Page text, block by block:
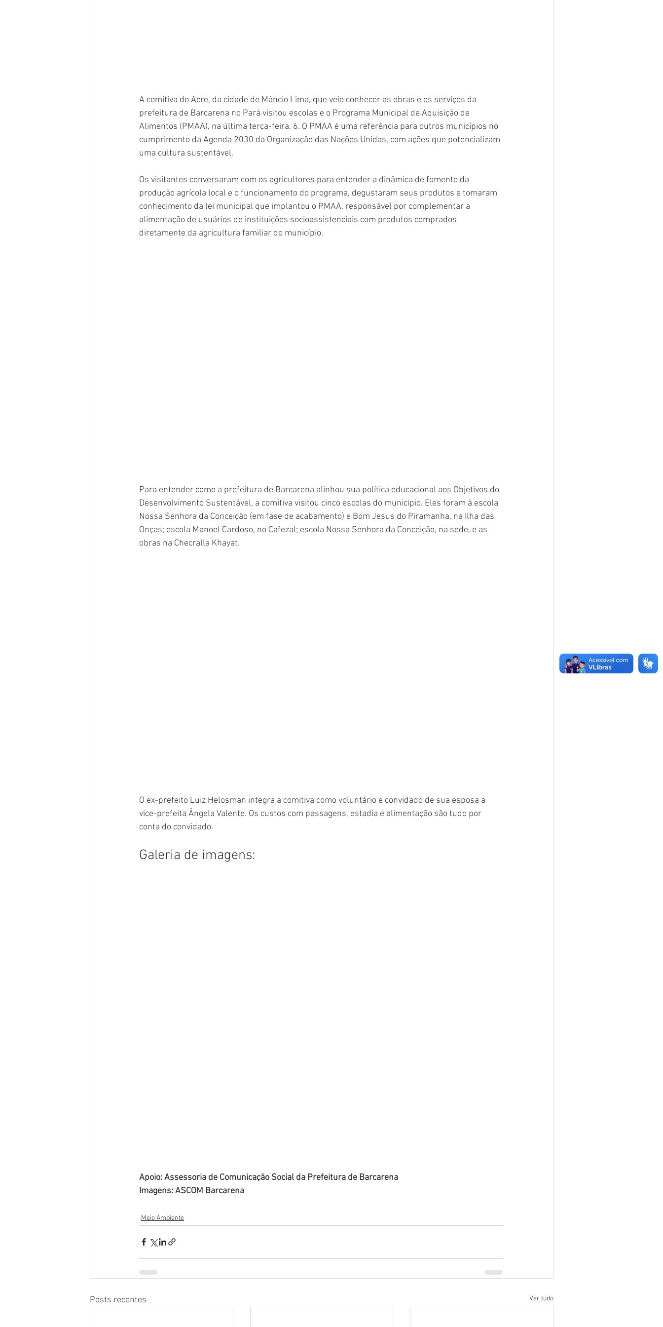
A comitiva do Acre, da cidade de Mâncio Lima, que veio conhecer as obras e os serviços da
prefeitura de Barcarena no Pará visitou escolas e o Programa Municipal de Aquisição de
Alimentos (PMAA), na última terça-feira, 6. O PMAA é uma referência para outros municípios no
cumprimento da Agenda 2030 da Organização das Nações Unidas, com ações que potencializam
uma cultura sustentável.
Os visitantes conversaram com os agricultores para entender a dinâmica de fomento da
produção agrícola local e o funcionamento do programa, degustaram seus produtos e tomaram
conhecimento da lei municipal que implantou o PMAA, responsável por complementar a
alimentação de usuários de instituições socioassistenciais com produtos comprados
diretamente da agricultura familiar do município.
Para entender como a prefeitura de Barcarena alinhou sua política educacional aos Objetivos do
Desenvolvimento Sustentável, a comitiva visitou cinco escolas do município. Eles foram à escola
Nossa Senhora da Conceição (em fase de acabamento) e Bom Jesus do Piramanha, na Ilha das
Onças; escola Manoel Cardoso, no Cafezal; escola Nossa Senhora da Conceição, na sede, e as
obras na Checralla Khayat.
O ex-prefeito Luiz Helosman integra a comitiva como voluntário e convidado de sua esposa a
vice-prefeita Ângela Valente. Os custos com passagens, estadia e alimentação são tudo por
conta do convidado.
Galeria de imagens:
Apoio: Assessoria de Comunicação Social da Prefeitura de Barcarena
Imagens: ASCOM Barcarena
Meio Ambiente
Posts recentes Ver tudo